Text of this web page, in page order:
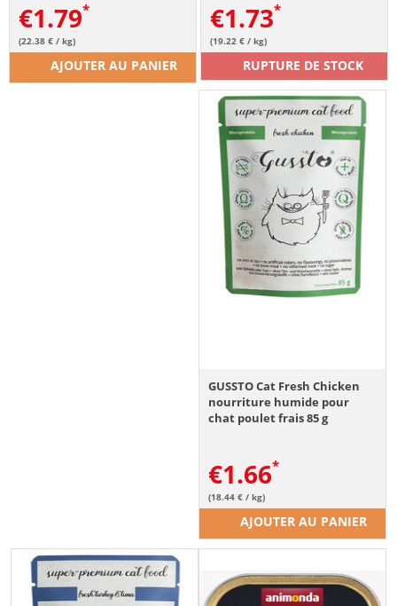
€1.79
(22.38 € / kg)
AJOUTER AU PANIER
€1.73
(19.22 € / kg)
RUPTURE DE STOCK
GUSSTO Cat Fresh Chicken
nourriture humide pour
chat poulet frais 85 g
€1.66
(18.44 € / kg)
AJOUTER AU PANIER